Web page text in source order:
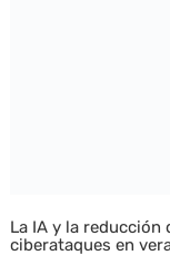
La IA y la reducción
ciberataques en